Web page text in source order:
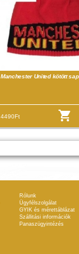
Manchester United kötött
4490Ft
Rólunk
Ügyfélszolgálat
GYIK és mérettáblázat
Szállitási információk
Panaszügyintézés